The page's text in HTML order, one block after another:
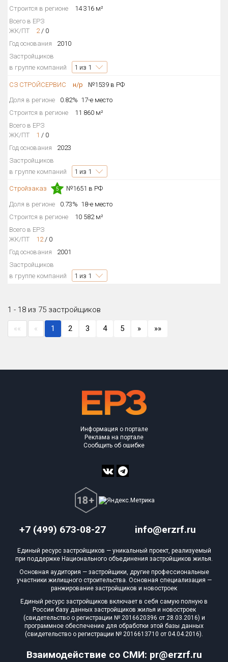
Строится в регионе
14 316 м²
Всего в ЕРЗ
ЖК/ПТ
2/ 0
Год основания
2010
Застройщиков
в группе компаний
1 из 1
СЗ СТРОЙСЕРВИС н/р
№1539 в РФ
Доля в регионе
0.82% 17-е место
Строится в регионе
11 860 м²
Всего в ЕРЗ
ЖК/ПТ
1 / 0
Год основания
2023
Застройщиков
в группе компаний
1 из 1
Стройзаказ 5 №1651 в РФ
Доля в регионе 0.73% 18-е место
Строится в регионе
10 582 м²
Всего в ЕРЗ
ЖК/ПТ
12/ 0
Год основания
2001
Застройщиков
в группе компаний
1 из 1
1 - 18 из 75 застройщиков
«« « 1 2 3 4 5 » »»
+7 (499) 673-08-27 info@erzrf.ru
Взаимодействие со СМИ: pr@erzrf.ru
Информация о портале
Реклама на портале
Сообщить об ошибке
Единый ресурс застройщиков — уникальный проект, реализуемый
при поддержке Национального объединения застройщиков жилья.
Основная аудитория — застройщики, другие профессиональные
участники жилищного строительства. Основная специализация —
ранжирование застройщиков и новостроек
Единый ресурс застройщиков включает в себя самую полную в
России базу данных застройщиков жилья и новостроек
(свидетельство о регистрации № 2016620396 от 28.03.2016) и
программное обеспечение для обработки этой базы данных
(свидетельство о регистрации № 2016613710 от 04.04.2016).